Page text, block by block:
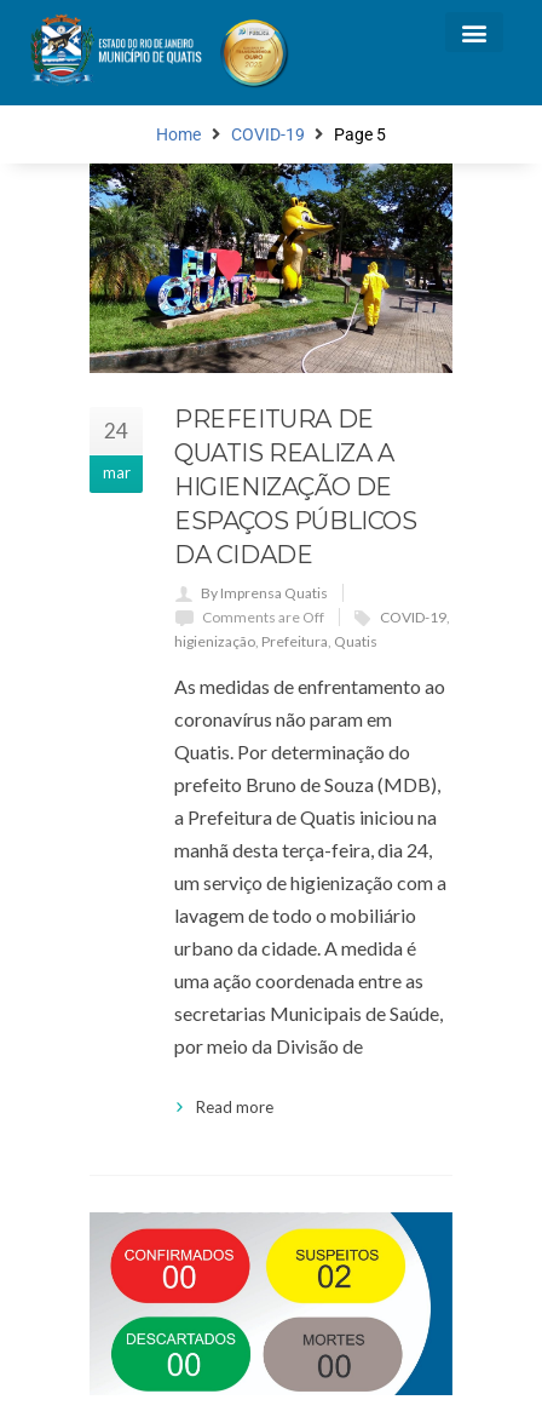
Home COVID-19 Page 5
24
mar
PREFEITURA DE
QUATIS REALIZA A
HIGIENIZAÇÃO DE
ESPAÇOS PÚBLICOS
DA CIDADE
By Imprensa Quatis
Comments are Off
COVID-19,
higienização, Prefeitura, Quatis
As medidas de enfrentamento ao
coronavírus não param em
Quatis. Por determinação do
prefeito Bruno de Souza (MDB),
a Prefeitura de Quatis iniciou na
manhã desta terça-feira, dia 24,
um serviço de higienização com a
lavagem de todo o mobiliário
urbano da cidade. A medida é
uma ação coordenada entre as
secretarias Municipais de Saúde,
por meio da Divisão de
Read more